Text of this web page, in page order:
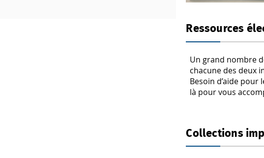
Ressources
Un grand nombre
chacune des deux
Besoin d’aide
là pour vous
Collections